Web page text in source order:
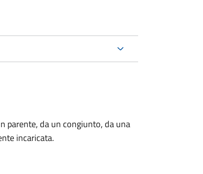
parente, da un congiunto, da una
incaricata.